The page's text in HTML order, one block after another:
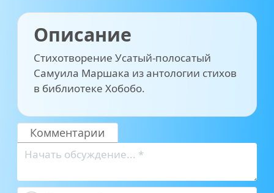
Описание
Стихотворение Усатый-полосатый
Самуила Маршака из антологии стихов
в библиотеке Хобобо.
Комментарии